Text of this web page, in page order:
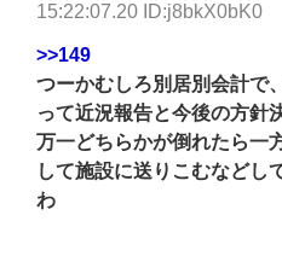
15:22:07.20 ID:j8bkX0bK0
>>149
つーかむしろ別居別会計で
って近況報告と今後の方針
万一どちらかが倒れたら一
して施設に送りこむなどし
わ